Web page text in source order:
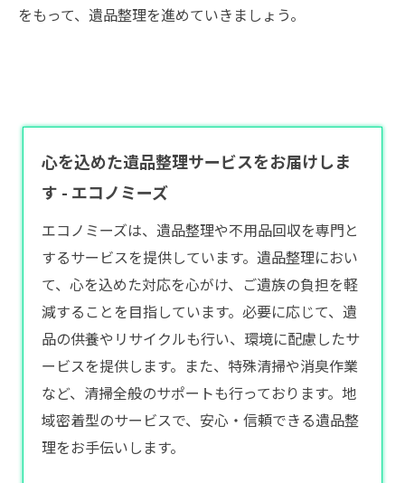
をもって、遺品整理を進めていきましょう。
心を込めた遺品整理サービスをお届けしま
す - エコノミーズ
エコノミーズは、遺品整理や不用品回収を専門と
するサービスを提供しています。遺品整理におい
て、心を込めた対応を心がけ、ご遺族の負担を軽
減することを目指しています。必要に応じて、遺
品の供養やリサイクルも行い、環境に配慮したサ
ービスを提供します。また、特殊清掃や消臭作業
など、清掃全般のサポートも行っております。地
域密着型のサービスで、安心・信頼できる遺品整
理をお手伝いします。